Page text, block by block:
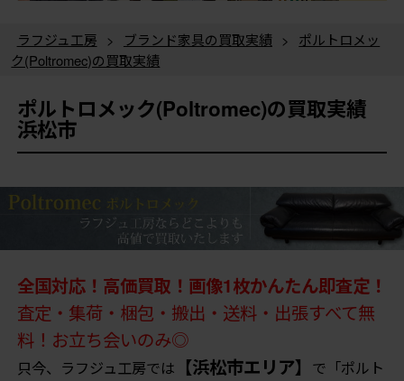
ラフジュ工房 > ブランド家具の買取実績 >
ポルトロメッ
ク(Poltromec)の買取実績
ポルトロメック(Poltromec)の買取実績
浜松市
全国対応！高価買取！画像1枚かんたん即査定！
査定・集荷・梱包・搬出・送料・出張すべて無
料！お立ち会いのみ◎
只今、ラフジュ工房では 【浜松市エリア】 で「ポルト